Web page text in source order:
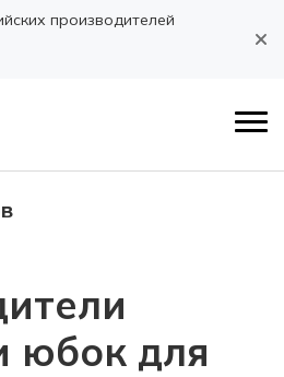
производителей
юбок для